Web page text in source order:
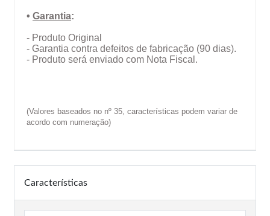
• Garantia:
- Produto Original
- Garantia contra defeitos de fabricação (90 dias).
- Produto será enviado com Nota Fiscal.
(Valores baseados no nº 35, características podem variar de
acordo com numeração)
Características